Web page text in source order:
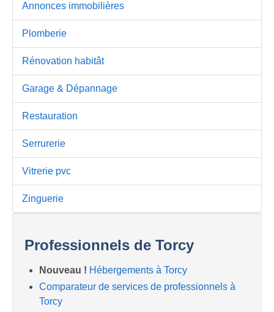
Annonces immobilières
Plomberie
Rénovation habitât
Garage & Dépannage
Restauration
Serrurerie
Vitrerie pvc
Zinguerie
Professionnels de Torcy
Nouveau ! Hébergements à Torcy
Comparateur de services de professionnels à
Torcy